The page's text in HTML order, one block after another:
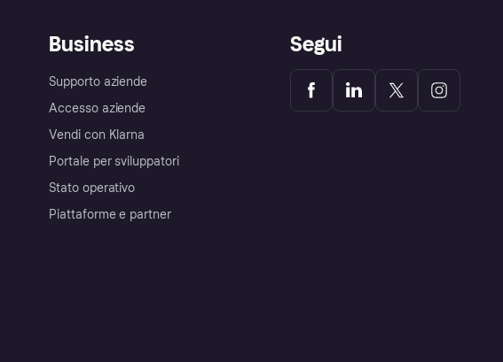
Business
Supporto aziende
Accesso aziende
Vendi con Klarna
Portale per sviluppatori
Stato operativo
Piattaforme e partner
Segui